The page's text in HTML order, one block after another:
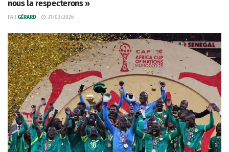
nous la respecterons »
PAR GÉRARD 31/03/2026